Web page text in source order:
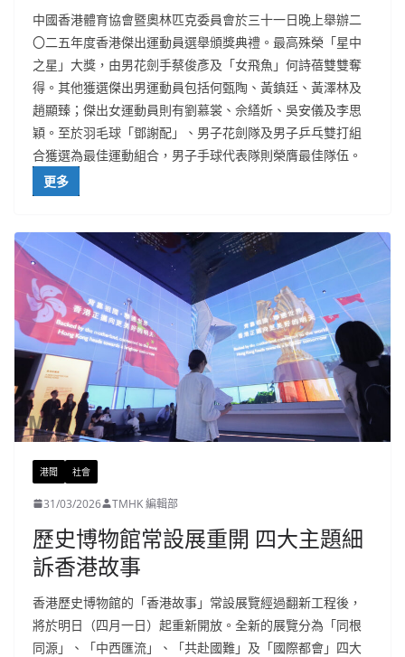
中國香港體育協會暨奧林匹克委員會於三十一日晚上舉辦二
〇二五年度香港傑出運動員選舉頒獎典禮。最高殊榮「星中
之星」大獎，由男花劍手蔡俊彥及「女飛魚」何詩蓓雙雙奪
得。其他獲選傑出男運動員包括何甄陶、黃鎮廷、黃澤林及
趙顯臻；傑出女運動員則有劉慕裳、佘繕妡、吳安儀及李思
穎。至於羽毛球「鄧謝配」、男子花劍隊及男子乒乓雙打組
合獲選為最佳運動組合，男子手球代表隊則榮膺最佳隊伍。
更多
港聞 社會
31/03/2026 TMHK 編輯部
歷史博物館常設展重開 四大主題細
訴香港故事
香港歷史博物館的「香港故事」常設展覽經過翻新工程後，
將於明日（四月一日）起重新開放。全新的展覽分為「同根
同源」、「中西匯流」、「共赴國難」及「國際都會」四大